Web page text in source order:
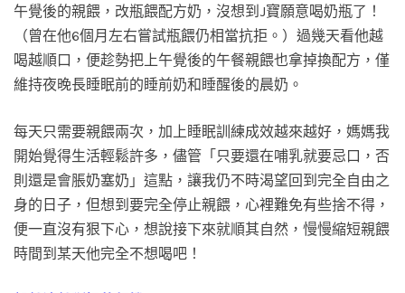
午覺後的親餵，改瓶餵配方奶，沒想到J寶願意喝奶瓶了！
（曾在他6個月左右嘗試瓶餵仍相當抗拒。）過幾天看他越
喝越順口，便趁勢把上午覺後的午餐親餵也拿掉換配方，僅
維持夜晚長睡眠前的睡前奶和睡醒後的晨奶。
每天只需要親餵兩次，加上睡眠訓練成效越來越好，媽媽我
開始覺得生活輕鬆許多，儘管「只要還在哺乳就要忌口，否
則還是會脹奶塞奶」這點，讓我仍不時渴望回到完全自由之
身的日子，但想到要完全停止親餵，心裡難免有些捨不得，
便一直沒有狠下心，想說接下來就順其自然，慢慢縮短親餵
時間到某天他完全不想喝吧！